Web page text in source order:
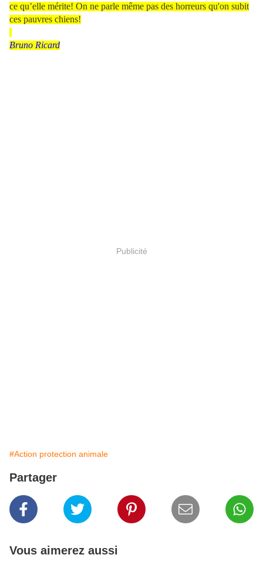
ce qu’elle mérite! On ne parle même pas des horreurs qu'on subit
ces pauvres chiens!
Bruno Ricard
Publicité
#Action protection animale
Partager
Vous aimerez aussi